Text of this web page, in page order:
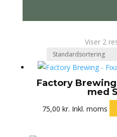
Viser 2
Factory
med
75,00kr. Inkl. moms